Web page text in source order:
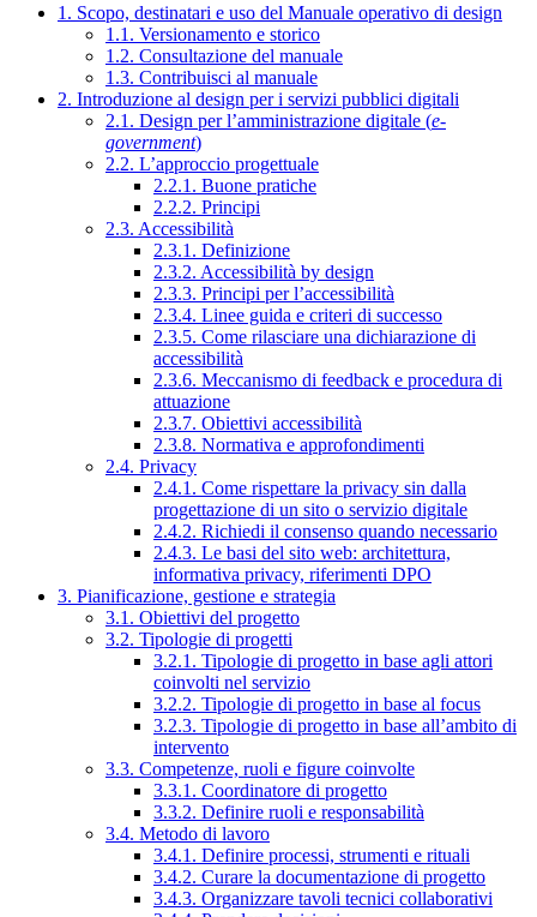
1. Scopo, destinatari e uso del Manuale operativo di design
1.1. Versionamento e storico
1.2. Consultazione del manuale
1.3. Contribuisci al manuale
2. Introduzione al design per i servizi pubblici digitali
2.1. Design per l’amministrazione digitale (e-
government)
2.2. L’approccio progettuale
2.2.1. Buone pratiche
2.2.2. Principi
2.3. Accessibilità
2.3.1. Definizione
2.3.2. Accessibilità by design
2.3.3. Principi per l’accessibilità
2.3.4. Linee guida e criteri di successo
2.3.5. Come rilasciare una dichiarazione di
accessibilità
2.3.6. Meccanismo di feedback e procedura di
attuazione
2.3.7. Obiettivi accessibilità
2.3.8. Normativa e approfondimenti
2.4. Privacy
2.4.1. Come rispettare la privacy sin dalla
progettazione di un sito o servizio digitale
2.4.2. Richiedi il consenso quando necessario
2.4.3. Le basi del sito web: architettura,
informativa privacy, riferimenti DPO
3. Pianificazione, gestione e strategia
3.1. Obiettivi del progetto
3.2. Tipologie di progetti
3.2.1. Tipologie di progetto in base agli attori
coinvolti nel servizio
3.2.2. Tipologie di progetto in base al focus
3.2.3. Tipologie di progetto in base all’ambito di
intervento
3.3. Competenze, ruoli e figure coinvolte
3.3.1. Coordinatore di progetto
3.3.2. Definire ruoli e responsabilità
3.4. Metodo di lavoro
3.4.1. Definire processi, strumenti e rituali
3.4.2. Curare la documentazione di progetto
3.4.3. Organizzare tavoli tecnici collaborativi